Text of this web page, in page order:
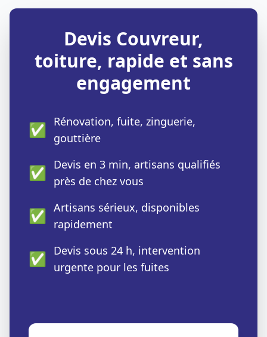
Devis Couvreur,
toiture, rapide et sans
engagement
✅ Rénovation, fuite, zinguerie,
gouttière
✅ Devis en 3 min, artisans qualifiés
près de chez vous
✅ Artisans sérieux, disponibles
rapidement
✅ Devis sous 24 h, intervention
urgente pour les fuites